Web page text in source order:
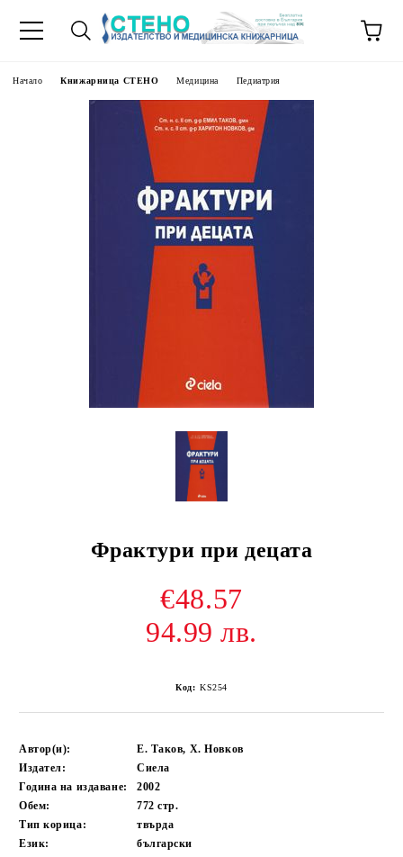
Начало Книжарница СТЕНО Медицина Педиатрия
Фрактури при децата
€48.57
94.99 лв.
Код: KS254
Автор(и):
Е. Таков, Х. Новков
Издател:
Сиела
Година на издаване:
2002
Обем:
772стр.
Тип корица:
твърда
Език:
български